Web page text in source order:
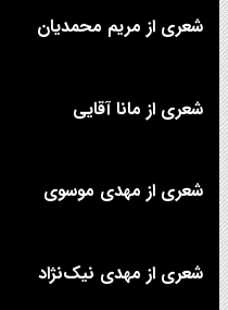
شعری از مریم محمدیان
شعری از مانا آقایی
شعری از مهدی موسوی
شعری از مهدی نیک‌نژاد